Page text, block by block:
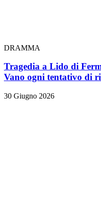
DRAMMA
Tragedia a Lido di
Vano ogni tentativo di
30 Giugno 2026